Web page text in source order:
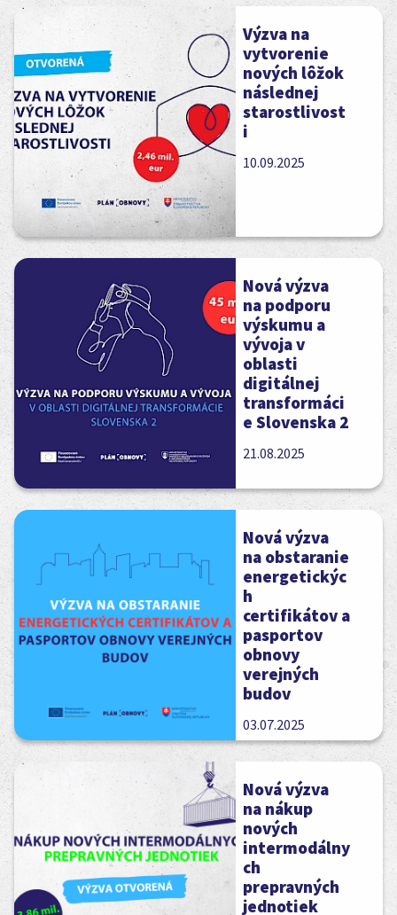
Výzva na
vytvorenie
nových lôžok
následnej
starostlivost
i
10.09.2025
Nová výzva
na podporu
výskumu a
vývoja v
oblasti
digitálnej
transformáci
e Slovenska 2
21.08.2025
Nová výzva
na obstaranie
energetickýc
h
certifikátov a
pasportov
obnovy
verejných
budov
03.07.2025
Nová výzva
na nákup
nových
intermodálny
ch
prepravných
jednotiek